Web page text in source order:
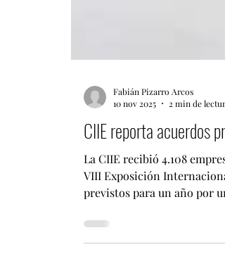
Fabián Pizarro Arcos
10 nov 2025
2 min de lectura
CIIE reporta acuerdos
La CIIE recibió 4.108 empresas de 138 países y regiones, lo que batió record histórico en número de participantes. Por Fabián Pizarro La
previstos para un año por
récord, sostuvo el Buró de